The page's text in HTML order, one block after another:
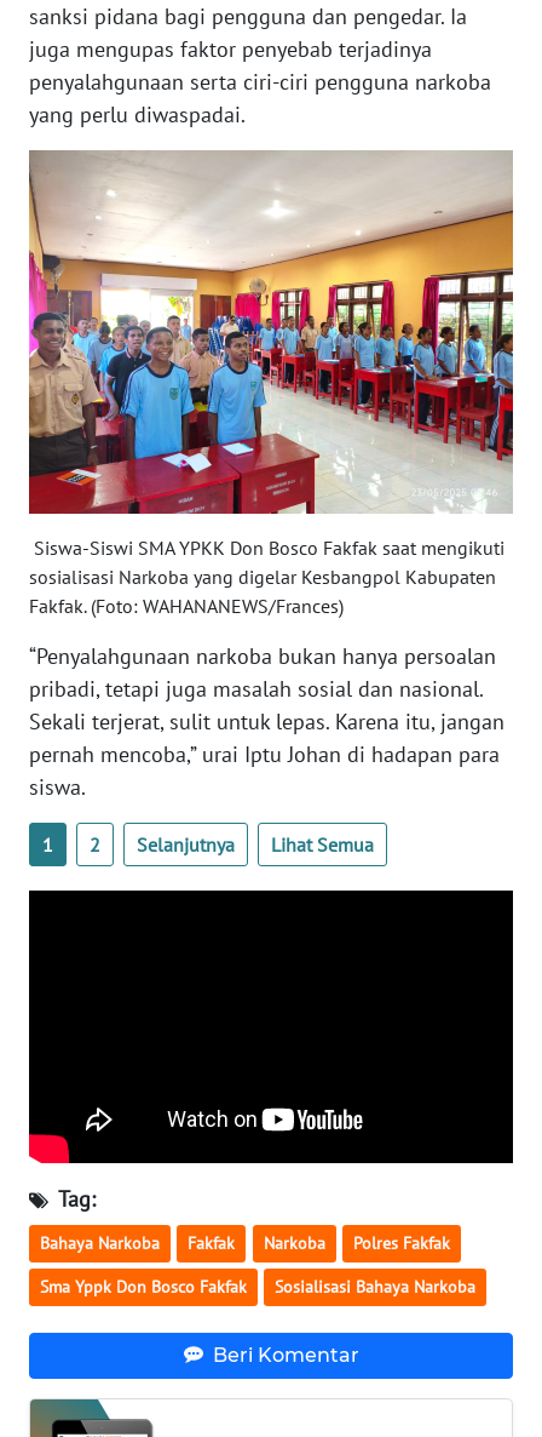
sanksi pidana bagi pengguna dan pengedar. Ia
juga mengupas faktor penyebab terjadinya
penyalahgunaan serta ciri-ciri pengguna narkoba
yang perlu diwaspadai.
Siswa-Siswi SMA YPKK Don Bosco Fakfak saat mengikuti
sosialisasi Narkoba yang digelar Kesbangpol Kabupaten
Fakfak. (Foto: WAHANANEWS/Frances)
“Penyalahgunaan narkoba bukan hanya persoalan
pribadi, tetapi juga masalah sosial dan nasional.
Sekali terjerat, sulit untuk lepas. Karena itu, jangan
pernah mencoba,” urai Iptu Johan di hadapan para
siswa.
1 2 Selanjutnya Lihat Semua
Tag:
Bahaya Narkoba Fakfak Narkoba Polres Fakfak
Sma Yppk Don Bosco Fakfak Sosialisasi Bahaya Narkoba
Beri Komentar
WN
SULTRA
SULTENG
WN
SULBAR
WN
BABEL
WN
SUMBAR
WN
SUMSEL
BENGKULU
WN
LAMPUNG
JATIM
WN
BALI
WN
KALBAR
KALTENG